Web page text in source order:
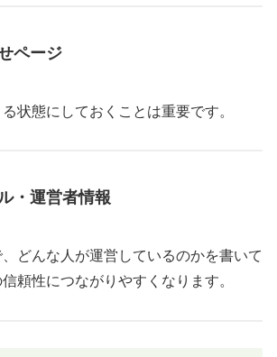
ページ
状態にしておくことは重要です。
・運営者情報
どんな人が運営しているのかを書いて
頼性につながりやすくなります。